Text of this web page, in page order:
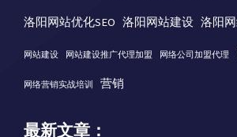
洛阳网站优化SEO 洛阳网站建设 洛阳
网站建设 网站建设推广代理加盟 网络公司加盟代理
网络营销实战培训 营销
最新文章：